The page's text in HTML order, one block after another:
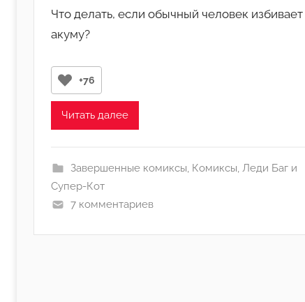
т
к
у
Что делать, если обычный человек избивает
акуму?
+76
Читать далее
Завершенные комиксы, Комиксы, Леди Баг и
Супер-Кот
7 комментариев